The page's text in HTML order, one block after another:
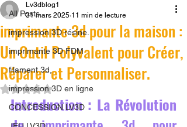
All Posts
impression 3D résine.
imprimante 3D FDM
filament 3d,
impression 3D en ligne
CONCESSION LV3D
imprimante 3d pour la maison :
Un Outil Polyvalent pour Créer,
Réparer et Personnaliser.
Lv3dblog1
31 mars 2025 11 min de lecture
Noté NaN étoiles sur 5.
Introduction : La Révolution